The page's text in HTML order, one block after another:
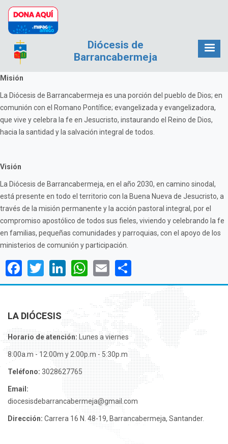
Pasar al contenido principal
Diócesis de
Barrancabermeja
Misión
La Diócesis de Barrancabermeja es una porción del pueblo de Dios; en
comunión con el Romano Pontífice; evangelizada y evangelizadora,
que vive y celebra la fe en Jesucristo, instaurando el Reino de Dios,
hacia la santidad y la salvación integral de todos.
Visión
La Diócesis de Barrancabermeja, en el año 2030, en camino sinodal,
está presente en todo el territorio con la Buena Nueva de Jesucristo, a
través de la misión permanente y la acción pastoral integral, por el
compromiso apostólico de todos sus fieles, viviendo y celebrando la fe
en familias, pequeñas comunidades y parroquias, con el apoyo de los
ministerios de comunión y participación.
Facebook
TwitterLinkedIn
WhatsApp
Email
LA DIÓCESIS
Horario de atención:Lunes a viernes
8:00a.m - 12:00m y 2:00p.m - 5:30p.m
Teléfono: 3028627765
Email:
diocesisdebarrancabermeja@gmail.com
Dirección: Carrera 16 N. 48-19, Barrancabermeja, Santander.